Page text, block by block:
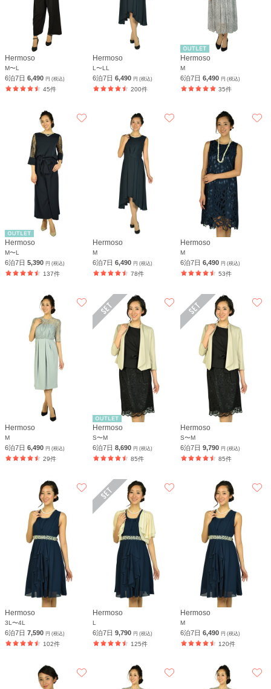
Hermoso
M〜L
6泊7日 6,490 円 (税込)
45件
Hermoso
L〜LL
6泊7日6,490円 (税込)
200件
Hermoso
M
6泊7日6,490円 (税込)
35件
Hermoso
M〜L
6泊7日 5,390 円 (税込)
137件
Hermoso
M
6泊7日6,490円 (税込)
78件
Hermoso
M
6泊7日6,490円 (税込)
53件
Hermoso
M
6泊7日 6,490 円 (税込)
29件
Hermoso
S〜M
6泊7日8,690円 (税込)
85件
Hermoso
S〜M
6泊7日9,790円 (税込)
85件
Hermoso
3L〜4L
6泊7日 7,590 円 (税込)
102件
Hermoso
L
6泊7日9,790円 (税込)
125件
Hermoso
M
6泊7日6,490円 (税込)
120件